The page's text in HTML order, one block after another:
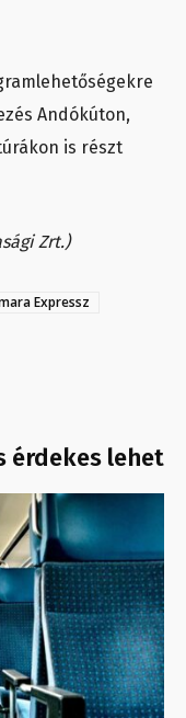
Andókúton,
is részt
Zrt.)
Expressz
érdekes lehet